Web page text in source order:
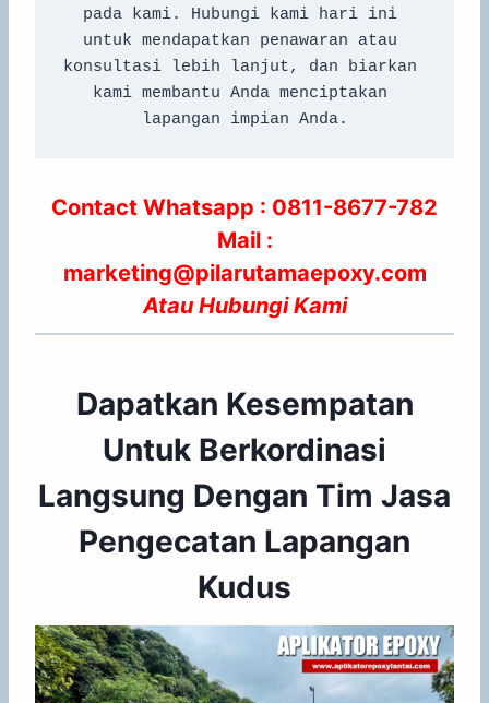
pada kami. Hubungi kami hari ini
untuk mendapatkan penawaran atau
konsultasi lebih lanjut, dan biarkan
kami membantu Anda menciptakan
lapangan impian Anda.
Contact Whatsapp : 0811-8677-782
Mail :
marketing@pilarutamaepoxy.com
Atau Hubungi Kami
Dapatkan Kesempatan
Untuk Berkordinasi
Langsung Dengan Tim Jasa
Pengecatan Lapangan
Kudus